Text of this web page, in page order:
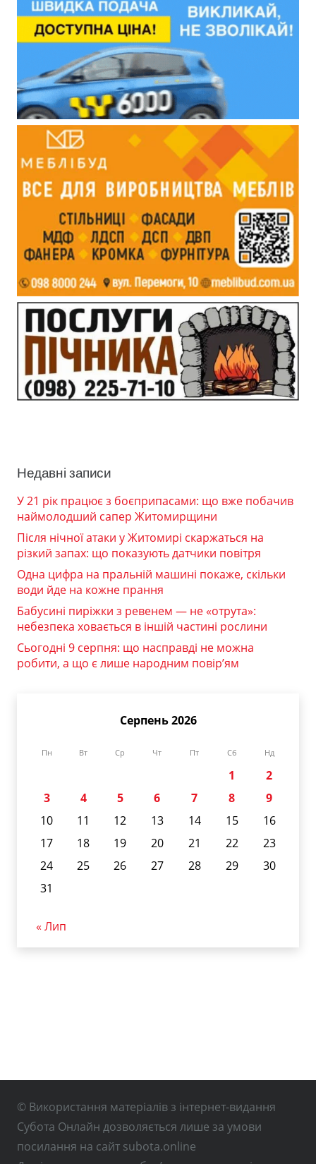
Недавні записи
У 21 рік працює з боєприпасами: що вже побачив
наймолодший сапер Житомирщини
Після нічної атаки у Житомирі скаржаться на
різкий запах: що показують датчики повітря
Одна цифра на пральній машині покаже, скільки
води йде на кожне прання
Бабусині пиріжки з ревенем — не «отрута»:
небезпека ховається в іншій частині рослини
Сьогодні 9 серпня: що насправді не можна
робити, а що є лише народним повір’ям
Серпень 2026
Пн Вт Ср Чт Пт Сб Нд
1
2
3
4 5 6 7 8
9
10
11 12 13 14 15
16
17
18 19 20 21 22
23
24
25 26 27 28 29
30
31
« Лип
© Використання матеріалів з інтернет-видання
Субота Онлайн дозволяється лише за умови
посилання на сайт subota.online